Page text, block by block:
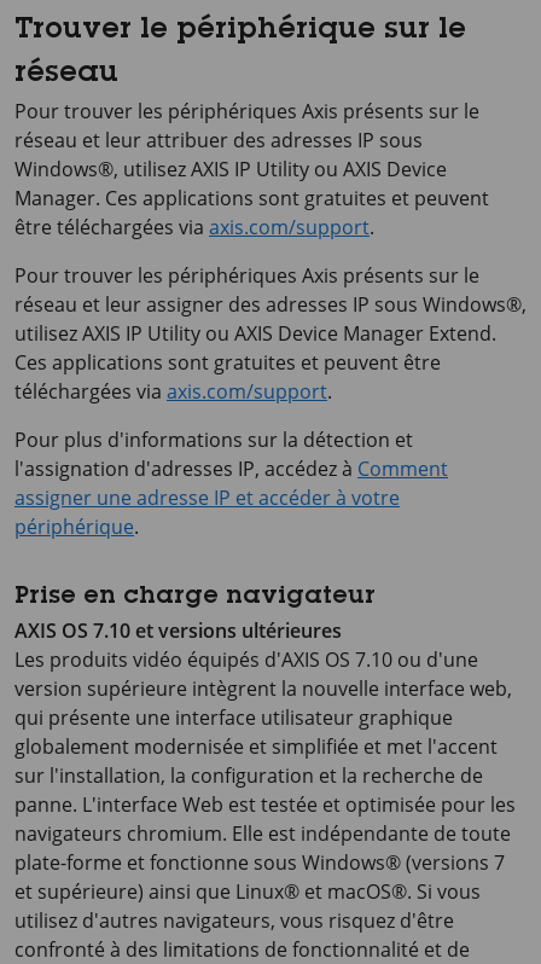
Trouver le périphérique sur le
réseau
Pour trouver les périphériques Axis présents sur le
réseau et leur attribuer des adresses IP sous
Windows®, utilisezAXIS IP Utility ou AXIS Device
Manager. Ces applications sont gratuites et peuvent
être téléchargées via axis.com/support.
Pour trouver les périphériques Axis présents sur le
réseau et leur assigner des adresses IP sous Windows®,
utilisezAXIS IP Utility ou AXIS Device Manager Extend.
Ces applications sont gratuites et peuvent être
téléchargées via axis.com/support.
Pour plus d'informations sur la détection et
l'assignation d'adresses IP, accédez à Comment
assigner une adresse IP et accéder à votre
périphérique.
Prise en charge navigateur
AXIS OS 7.10 et versions ultérieures
Les produits vidéo équipés d'AXIS OS 7.10 ou d'une
version supérieure intègrent la nouvelle interface web,
qui présente une interface utilisateur graphique
globalement modernisée et simplifiée et met l'accent
sur l'installation, la configuration et la recherche de
panne. L'interface Web est testée et optimisée pour les
navigateurs chromium. Elle est indépendante de toute
plate-forme et fonctionne sous Windows® (versions 7
et supérieure) ainsi que Linux® et macOS®. Si vous
utilisez d'autres navigateurs, vous risquez d'être
confronté à des limitations de fonctionnalité et de